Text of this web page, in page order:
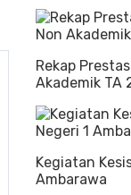
Rekap
Akademik TA
Kegiatan
Ambarawa